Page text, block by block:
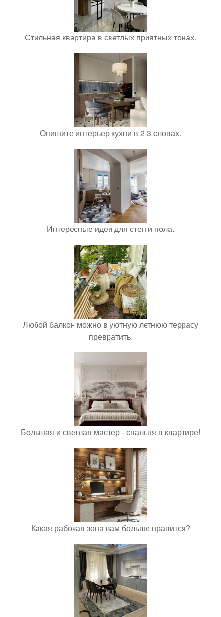
Стильная квартира в светлых приятных тонах.
Опишите интерьер кухни в 2-3 словах.
Интересные идеи для стен и пола.
Любой балкон можно в уютную летнюю террасу
превратить.
Большая и светлая мастер - спальня в квартире!
Какая рабочая зона вам больше нравится?